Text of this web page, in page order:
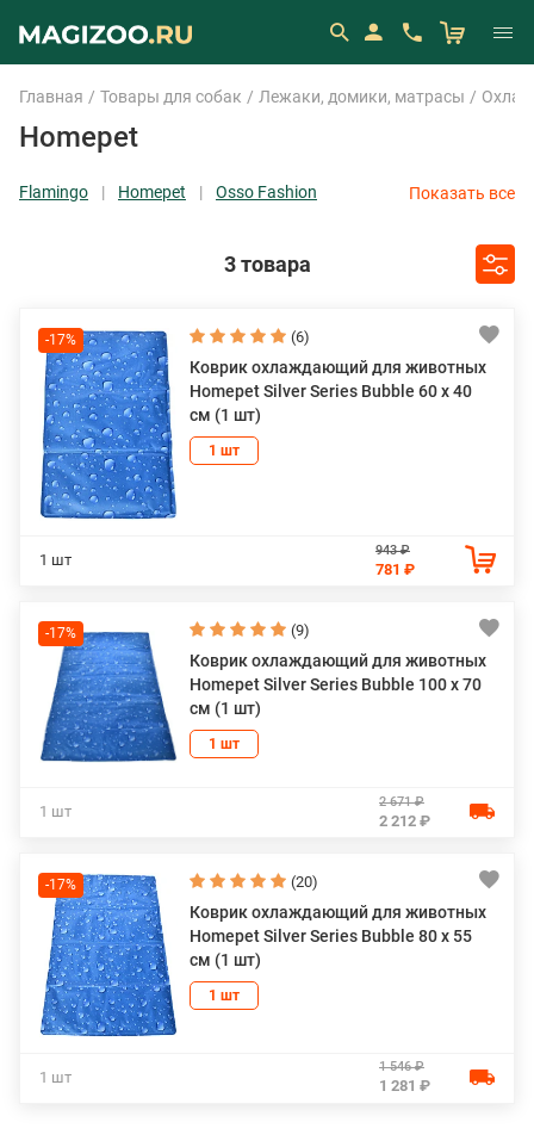
Главная Товары для собак Лежаки, домики, матрасы
Homepet
Flamingo Homepet Osso Fashion Показать все
3 товара
-17% (6)
Коврик охлаждающий для животных
Homepet Silver Series Bubble 60 х 40
см (1 шт)
1 шт
1 шт
943 ₽
781 ₽
-17% (9)
Коврик охлаждающий для животных
Homepet Silver Series Bubble 100 х 70
см (1 шт)
1 шт
1 шт
2 671 ₽
2 212 ₽
-17% (20)
Коврик охлаждающий для животных
Homepet Silver Series Bubble 80 х 55
см (1 шт)
1 шт
1 шт
1 546 ₽
1 281 ₽